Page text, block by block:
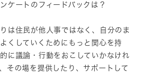
ケートのフィードバックは？
は住民が他人事ではなく、自分のま
くしていくためにもっと関心を持
に議論・行動をおこしていかなけれ
その場を提供したり、サポートして